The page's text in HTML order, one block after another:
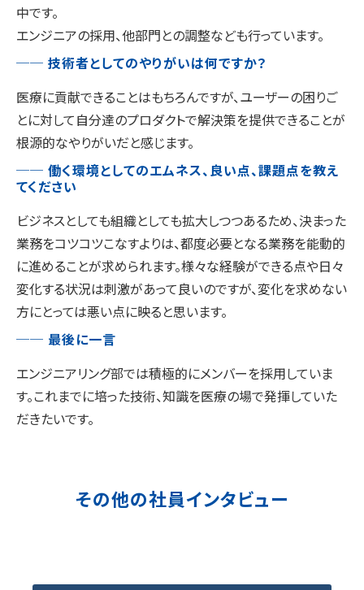
中です。
エンジニアの採用、他部門との調整なども行っています。
── 技術者としてのやりがいは何ですか？
医療に貢献できることはもちろんですが、ユーザーの困りご
とに対して自分達のプロダクトで解決策を提供できることが
根源的なやりがいだと感じます。
── 働く環境としてのエムネス、良い点、課題点を教え
てください
ビジネスとしても組織としても拡大しつつあるため、決まった
業務をコツコツこなすよりは、都度必要となる業務を能動的
に進めることが求められます。様々な経験ができる点や日々
変化する状況は刺激があって良いのですが、変化を求めない
方にとっては悪い点に映ると思います。
── 最後に一言
エンジニアリング部では積極的にメンバーを採用していま
す。これまでに培った技術、知識を医療の場で発揮していた
だきたいです。
その他の社員インタビュー